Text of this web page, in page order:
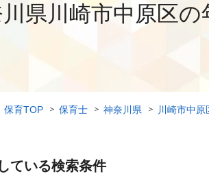
県川崎市中原区
保育TOP 保育士 神奈川県 川崎市中原
ている検索条件